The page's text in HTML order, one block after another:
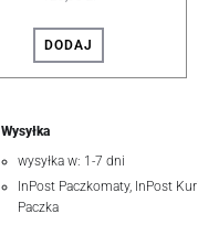
DODAJ
Wysyłka
wysyłka w: 1-7 dni
InPost Paczkomaty, InPost
Paczka